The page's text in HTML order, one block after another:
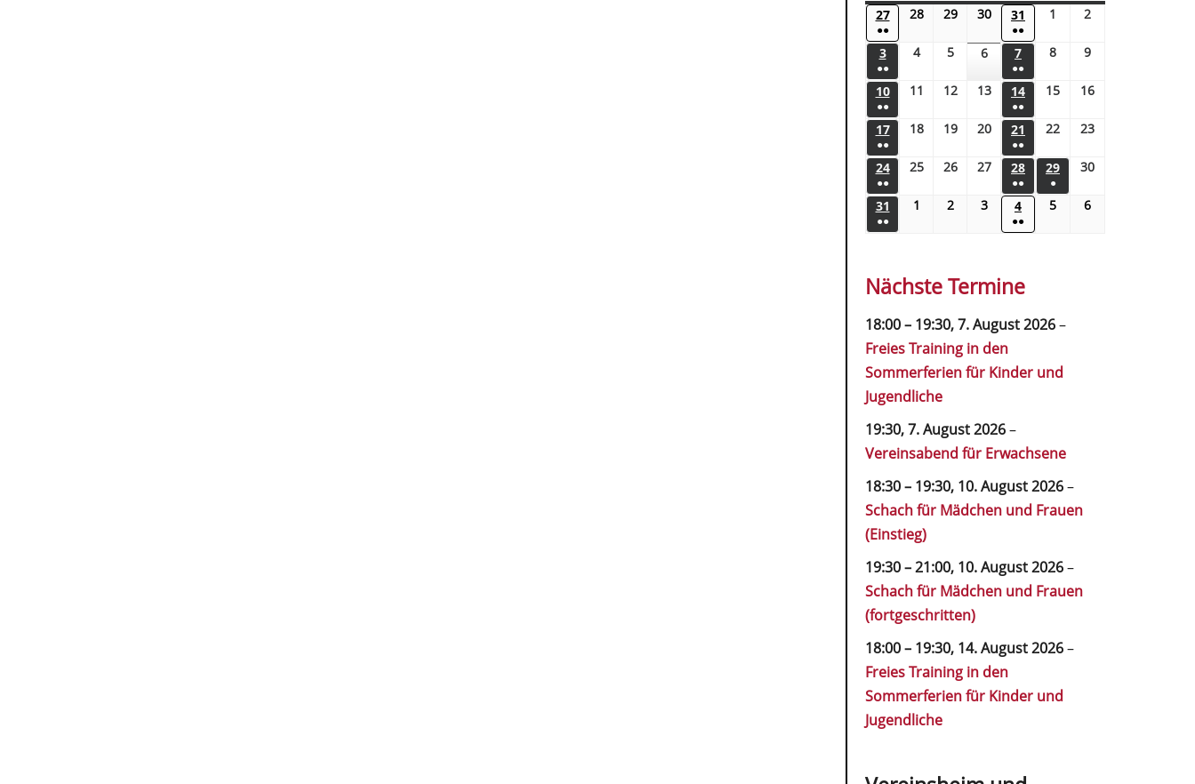
27
●●
28 29 30 31
●●
1 2
3
●●
4 5 6 7
●●
8 9
10
●●
11 12 13 14
●●
15 16
17
●●
18 19 20 21
●●
22 23
24
●●
25 26 27 28
●●
29
●
30
31
●●
1 2 3 4
●●
5 6
Nächste Termine
18:00– 19:30,7. August 2026–
Freies Training in den
Sommerferien für Kinder und
Jugendliche
19:30,7. August 2026–
Vereinsabend für Erwachsene
18:30– 19:30, 10. August 2026–
Schach für Mädchen und Frauen
(Einstieg)
19:30–21:00, 10. August 2026–
Schach für Mädchen und Frauen
(fortgeschritten)
18:00– 19:30, 14. August 2026–
Freies Training in den
Sommerferien für Kinder und
Jugendliche